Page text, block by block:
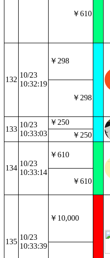
￥610
132
10/23
10:32:19
￥298
￥298
133
10/23
10:33:03
￥250
￥250
134
10/23
10:33:14
￥610
￥610
135
10/23
10:33:39
￥10,000